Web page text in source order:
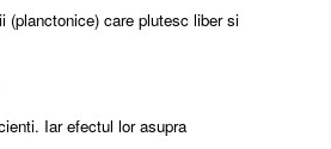
(planctonice) care plutesc liber si
Iar efectul lor asupra